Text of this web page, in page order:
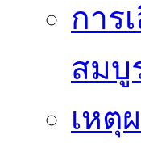
การ
สม
เหตุ